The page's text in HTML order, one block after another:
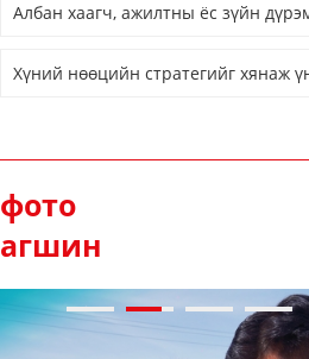
Албан хаагч, ажилтны ёс зүйн
Хүний нөөцийн стратегийг хянаж
фото
агшин